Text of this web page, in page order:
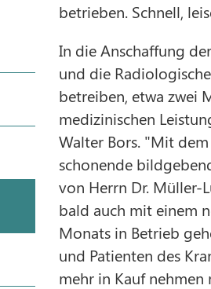
betrieben. Schnell,
In die Anschaffung
und die
betreiben, etwa zwei
medizinischen
Walter Bors. "Mit
schonende
von Herrn Dr. Müller-
bald auch mit einem
Monats in Betrieb
und Patienten des
mehr in Kauf nehmen